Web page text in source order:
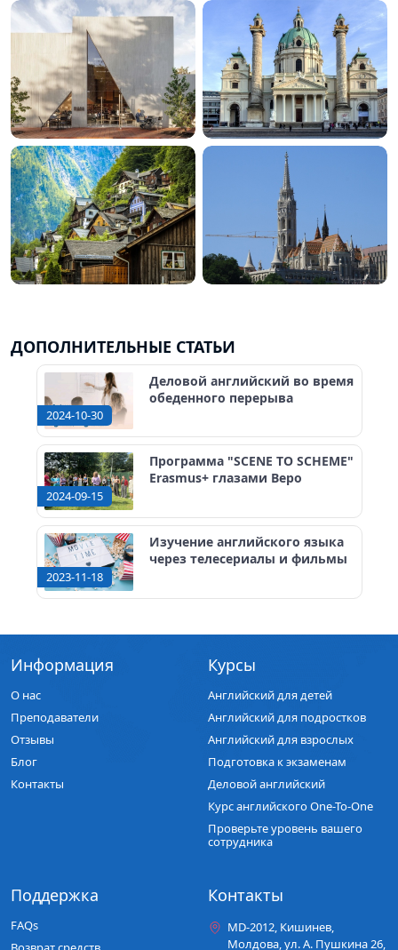
ДОПОЛНИТЕЛЬНЫЕ СТАТЬИ
2024-10-30
Деловой английский во время
обеденного перерыва
2024-09-15
Программа "SCENE TO SCHEME"
Erasmus+ глазами Веро
2023-11-18
Изучение английского языка
через телесериалы и фильмы
Информация
О нас
Преподаватели
Отзывы
Блог
Контакты
Курсы
Английский для детей
Английский для подростков
Английский для взрослых
Подготовка к экзаменам
Деловой английский
Курс английского One-To-One
Проверьте уровень вашего
сотрудника
Поддержка
FAQs
Контакты
MD-2012, Кишинев,
Молдова, ул. A. Пушкина 26,